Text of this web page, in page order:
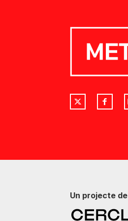
Un projecte de